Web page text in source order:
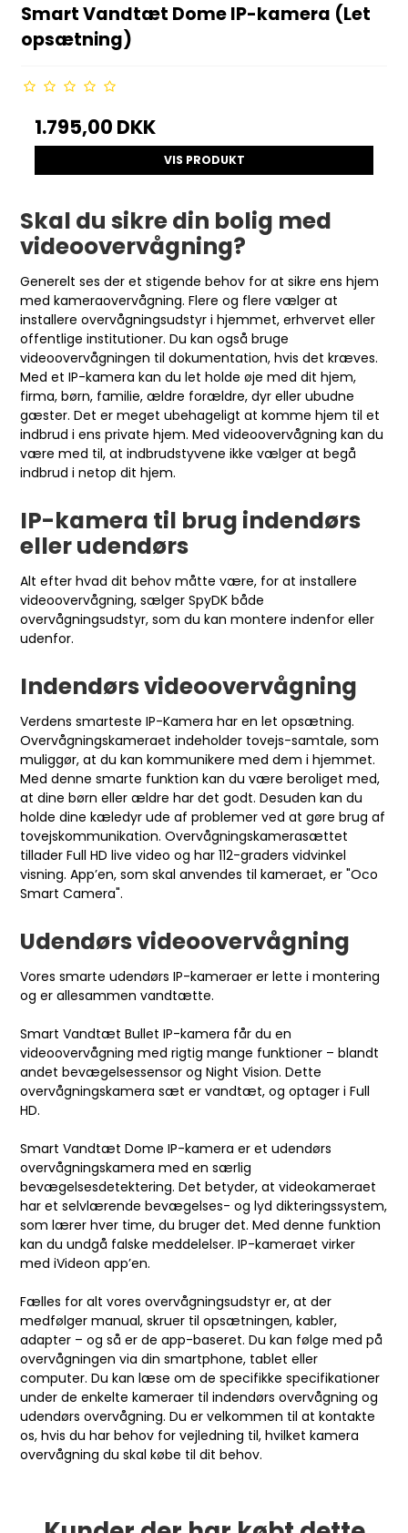
Smart Vandtæt Dome IP-kamera (Let
opsætning)
1.795,00 DKK
VIS PRODUKT
Skal du sikre din bolig med
videoovervågning?
Generelt ses der et stigende behov for at sikre ens hjem
med kameraovervågning. Flere og flere vælger at
installere overvågningsudstyr i hjemmet, erhvervet eller
offentlige institutioner. Du kan også bruge
videoovervågningen til dokumentation, hvis det kræves.
Med et IP-kamera kan du let holde øje med dit hjem,
firma, børn, familie, ældre forældre, dyr eller ubudne
gæster. Det er meget ubehageligt at komme hjem til et
indbrud i ens private hjem. Med videoovervågning kan du
være med til, at indbrudstyvene ikke vælger at begå
indbrud i netop dit hjem.
IP-kamera til brug indendørs
eller udendørs
Alt efter hvad dit behov måtte være, for at installere
videoovervågning, sælger SpyDK både
overvågningsudstyr, som du kan montere indenfor eller
udenfor.
Indendørs videoovervågning
Verdens smarteste IP-Kamera har en let opsætning.
Overvågningskameraet indeholder tovejs-samtale, som
muliggør, at du kan kommunikere med dem i hjemmet.
Med denne smarte funktion kan du være beroliget med,
at dine børn eller ældre har det godt. Desuden kan du
holde dine kæledyr ude af problemer ved at gøre brug af
tovejskommunikation. Overvågningskamerasættet
tillader Full HD live video og har 112-graders vidvinkel
visning. App’en, som skal anvendes til kameraet, er "Oco
Smart Camera".
Udendørs videoovervågning
Vores smarte udendørs IP-kameraer er lette i montering
og er allesammen vandtætte.
Smart Vandtæt Bullet IP-kamera får du en
videoovervågning med rigtig mange funktioner – blandt
andet bevægelsessensor og Night Vision. Dette
overvågningskamera sæt er vandtæt, og optager i Full
HD.
Smart Vandtæt Dome IP-kamera er et udendørs
overvågningskamera med en særlig
bevægelsesdetektering. Det betyder, at videokameraet
har et selvlærende bevægelses- og lyd dikteringssystem,
som lærer hver time, du bruger det. Med denne funktion
kan du undgå falske meddelelser. IP-kameraet virker
med iVideon app’en.
Fælles for alt vores overvågningsudstyr er, at der
medfølger manual, skruer til opsætningen, kabler,
adapter – og så er de app-baseret. Du kan følge med på
overvågningen via din smartphone, tablet eller
computer. Du kan læse om de specifikke specifikationer
under de enkelte kameraer tilindendørs overvågning og
udendørs overvågning. Du er velkommen til at kontakte
os, hvis du har behov for vejledning til, hvilket kamera
overvågning du skal købe til dit behov.